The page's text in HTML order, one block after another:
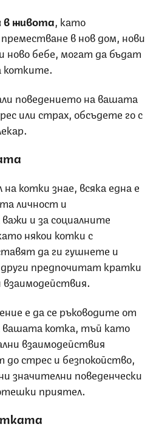
в живота , като
в нов дом, нови
бебе, могат да бъдат
котките.
поведението на вашата
или страх, обсъдете го с
котки знае, всяка една е
личност и
и за социалните
някои котки с
да ги гушнете и
предпочитат кратки
е да се ръководите от
вашата котка, тъй като
взаимодействия
стрес и безпокойство,
значителни поведенчески
приятел.